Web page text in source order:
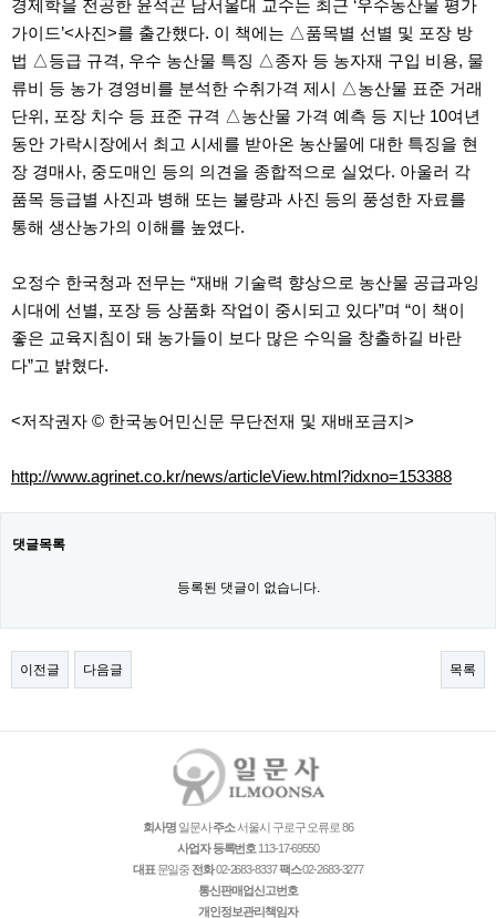
경제학을 전공한 윤석곤 남서울대 교수는 최근 ‘우수농산물 평가
가이드’<사진>를 출간했다. 이 책에는 △품목별 선별 및 포장 방
법 △등급 규격, 우수 농산물 특징 △종자 등 농자재 구입 비용, 물
류비 등 농가 경영비를 분석한 수취가격 제시 △농산물 표준 거래
단위, 포장 치수 등 표준 규격 △농산물 가격 예측 등 지난 10여년
동안 가락시장에서 최고 시세를 받아온 농산물에 대한 특징을 현
장 경매사, 중도매인 등의 의견을 종합적으로 실었다. 아울러 각
품목 등급별 사진과 병해 또는 불량과 사진 등의 풍성한 자료를
통해 생산농가의 이해를 높였다.
오정수 한국청과 전무는 “재배 기술력 향상으로 농산물 공급과잉
시대에 선별, 포장 등 상품화 작업이 중시되고 있다”며 “이 책이
좋은 교육지침이 돼 농가들이 보다 많은 수익을 창출하길 바란
다”고 밝혔다.
<저작권자 © 한국농어민신문 무단전재 및 재배포금지>
http://www.agrinet.co.kr/news/articleView.html?idxno=153388
댓글목록
등록된 댓글이 없습니다.
이전글 다음글 목록
회사명일문사 주소서울시 구로구 오류로 86
사업자 등록번호 113-17-69550
대표문일중 전화02-2683-8337팩스02-2683-3277
통신판매업신고번호
개인정보관리책임자